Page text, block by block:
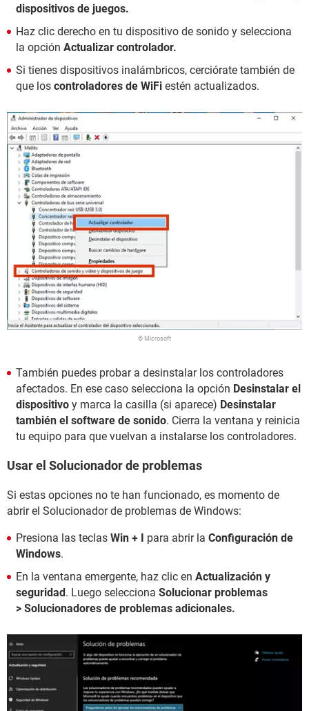
dispositivos de juegos.
Haz clic derecho en tu dispositivo de sonido y selecciona
la opción Actualizar controlador.
Si tienes dispositivos inalámbricos, cerciórate también de
que los controladores de WiFi estén actualizados.
© Microsoft
También puedes probar a desinstalar los controladores
afectados. En ese caso selecciona la opción Desinstalar el
dispositivo y marca la casilla (si aparece) Desinstalar
también el software de sonido. Cierra la ventana y reinicia
tu equipo para que vuelvan a instalarse los controladores.
Usar el Solucionador de problemas
Si estas opciones no te han funcionado, es momento de
abrir el Solucionador de problemas de Windows:
Presiona las teclas Win + I para abrir la Configuración de
Windows.
En la ventana emergente, haz clic en Actualización y
seguridad. Luego selecciona Solucionar problemas
> Solucionadores de problemas adicionales.